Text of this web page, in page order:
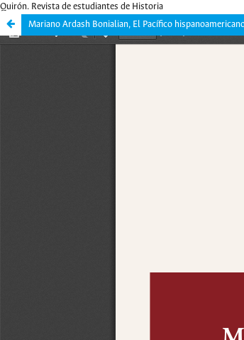
Quirón. Revista de estudiantes de Historia
Mariano Ardash Bonialian, El Pacífico